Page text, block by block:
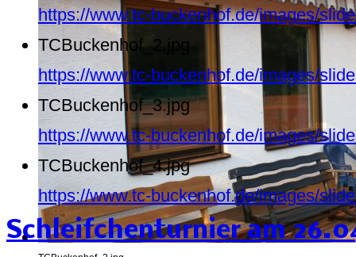
https://www.tc-buckenhof.de/images/
TCBuckenhof_2.jpg
https://www.tc-buckenhof.de/images/
TCBuckenhof_3.jpg
https://www.tc-buckenhof.de/images/
TCBuckenhof_4.jpg
https://www.tc-buckenhof.de/images/
Schleifchenturnier am